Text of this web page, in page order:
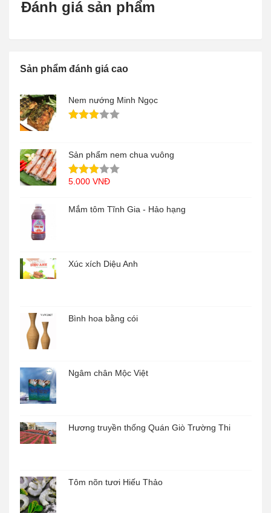
Đánh giá sản phẩm
Sản phẩm đánh giá cao
Nem nướng Minh Ngọc
Sản phẩm nem chua vuông
5.000 VNĐ
Mắm tôm Tĩnh Gia - Hảo hạng
Xúc xích Diệu Anh
Bình hoa bằng cói
Ngâm chân Mộc Việt
Hương truyền thống Quán Giò Trường Thi
Tôm nõn tươi Hiếu Thảo